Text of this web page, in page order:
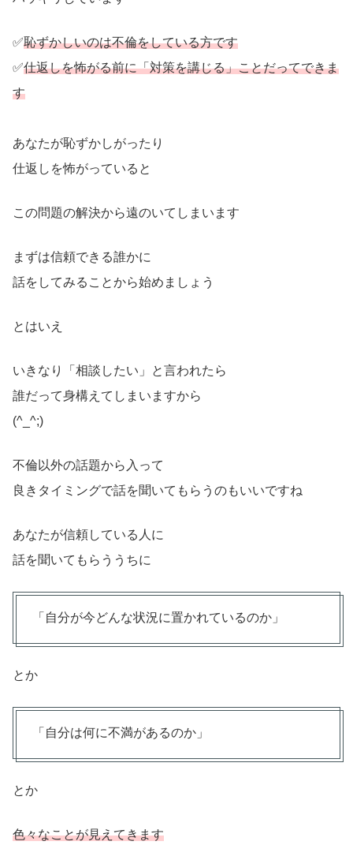
✅恥ずかしいのは不倫をしている方です
✅仕返しを怖がる前に「対策を講じる」ことだってできま
す
あなたが恥ずかしがったり
仕返しを怖がっていると
この問題の解決から遠のいてしまいます
まずは信頼できる誰かに
話をしてみることから始めましょう
とはいえ
いきなり「相談したい」と言われたら
誰だって身構えてしまいますから
(^_^;)
不倫以外の話題から入って
良きタイミングで話を聞いてもらうのもいいですね
あなたが信頼している人に
話を聞いてもらううちに
「自分が今どんな状況に置かれているのか」
とか
「自分は何に不満があるのか」
とか
色々なことが見えてきます